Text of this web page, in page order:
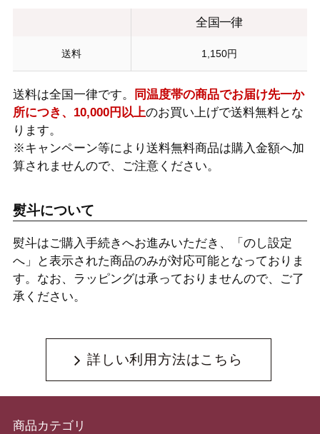
全国一律
送料 1,150円
送料は全国一律です。
同温度帯の商品でお届け先一か
所につき、10,000円以上のお買い上げで送料無料とな
ります。
※キャンペーン等により送料無料商品は購入金額へ加
算されませんので、ご注意ください。
熨斗について
熨斗はご購入手続きへお進みいただき、「のし設定
へ」と表示された商品のみが対応可能となっておりま
す。なお、ラッピングは承っておりませんので、ご了
承ください。
詳しい利用方法はこちら
商品カテゴリ